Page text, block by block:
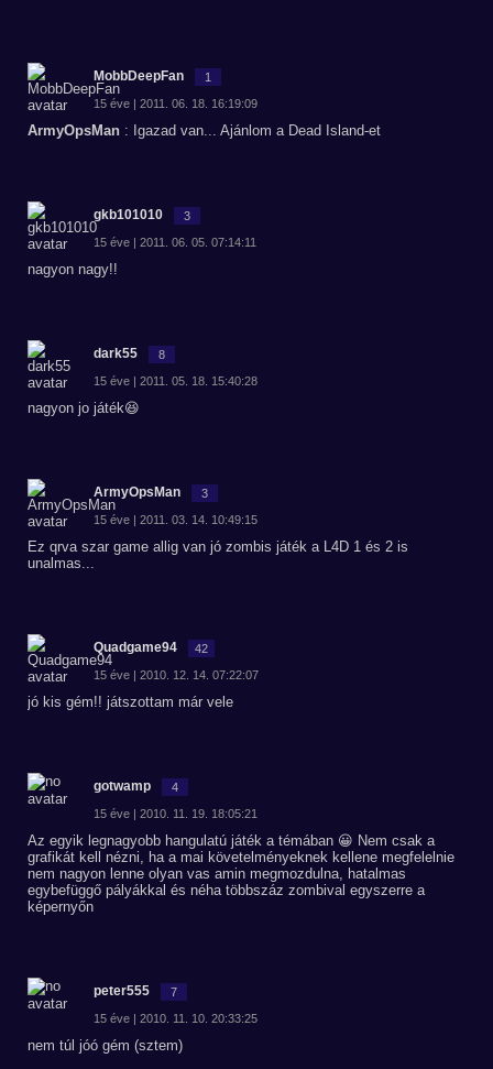
MobbDeepFan 1
15 éve | 2011. 06. 18. 16:19:09
ArmyOpsMan : Igazad van... Ajánlom a Dead Island-et
gkb101010 3
15 éve | 2011. 06. 05. 07:14:11
nagyon nagy!!
dark55 8
15 éve | 2011. 05. 18. 15:40:28
nagyon jo játék😆
ArmyOpsMan 3
15 éve | 2011. 03. 14. 10:49:15
Ez qrva szar game allig van jó zombis játék a L4D 1 és 2 is
unalmas...
Quadgame94 42
15 éve | 2010. 12. 14. 07:22:07
jó kis gém!! játszottam már vele
gotwamp 4
15 éve | 2010. 11. 19. 18:05:21
Az egyik legnagyobb hangulatú játék a témában 😀 Nem csak a
grafikát kell nézni, ha a mai követelményeknek kellene megfelelnie
nem nagyon lenne olyan vas amin megmozdulna, hatalmas
egybefüggő pályákkal és néha többszáz zombival egyszerre a
képernyőn
peter555 7
15 éve | 2010. 11. 10. 20:33:25
nem túl jóó gém (sztem)